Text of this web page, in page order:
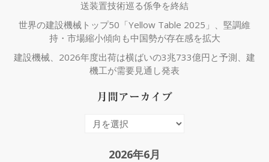
送装置技術巡る係争を終結
世界の建設機械トップ50「Yellow Table 2025」、堅調維
持・市場縮小傾向も中国勢が存在感を拡大
建設機械、2026年度出荷は横ばいの3兆733億円と予測、建
機工が需要見通し発表
月間アーカイブ
2026年6月